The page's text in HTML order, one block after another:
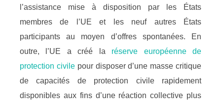
l’assistance mise à disposition par les États
membres de l’UE et les neuf autres États
participants au moyen d’offres spontanées. En
outre, l’UE a créé la réserve européenne de
protection civilepour disposer d’une masse critique
de capacités de protection civile rapidement
disponibles aux fins d’une réaction collective plus